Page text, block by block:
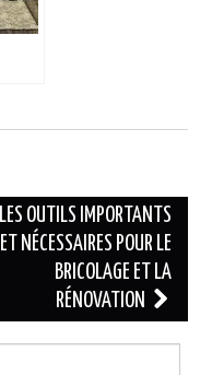
LES OUTILS IMPORTANTS
ET NÉCESSAIRES POUR LE
BRICOLAGE ET LA
RÉNOVATION